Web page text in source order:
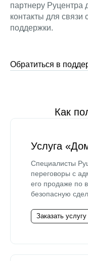
партнеру Руцентра
контакты для
поддержки.
Обратиться в
Как
Услуга
Специалисты
переговоры с
его продаже по
безопасную
Заказать услугу